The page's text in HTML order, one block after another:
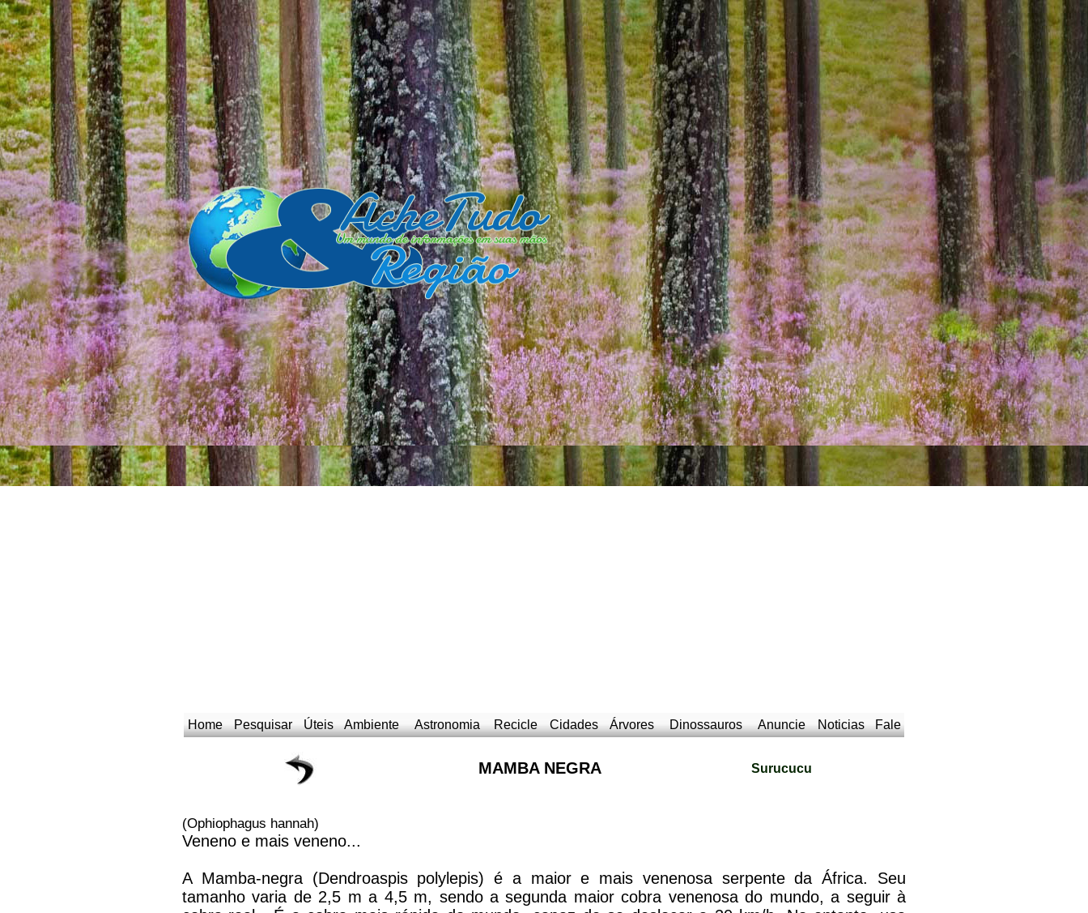
Home Pesquisar Úteis Ambiente Astronomia Recicle Cidades Árvores Dinossauros Anuncie Noticias Fale
MAMBA NEGRA Surucucu
(Ophiophagus hannah)
Veneno e mais veneno...
A Mamba-negra (Dendroaspis polylepis) é a maior e mais venenosa serpente da África. Seu
tamanho varia de 2,5 m a 4,5 m, sendo a segunda maior cobra venenosa do mundo, a seguir à